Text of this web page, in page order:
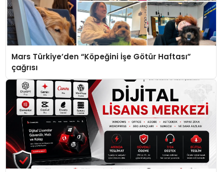
Mars Türkiye’den “Köpeğini İşe Götür Haftası”
çağrısı